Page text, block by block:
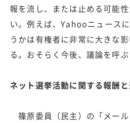
報を流し、または止める可能
い。例えば、Yahooニュース
うかは有権者に非常に大きな
る。おそらく今後、議論を呼ぶ
ネット選挙活動に関する報酬
篠原委員（民主）の「メー